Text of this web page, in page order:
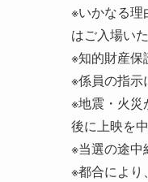
※いかなる理
はご入場い
※知的財産保
※係員の指示
※地震・火災
後に上映を
※当選の途中
※都合により